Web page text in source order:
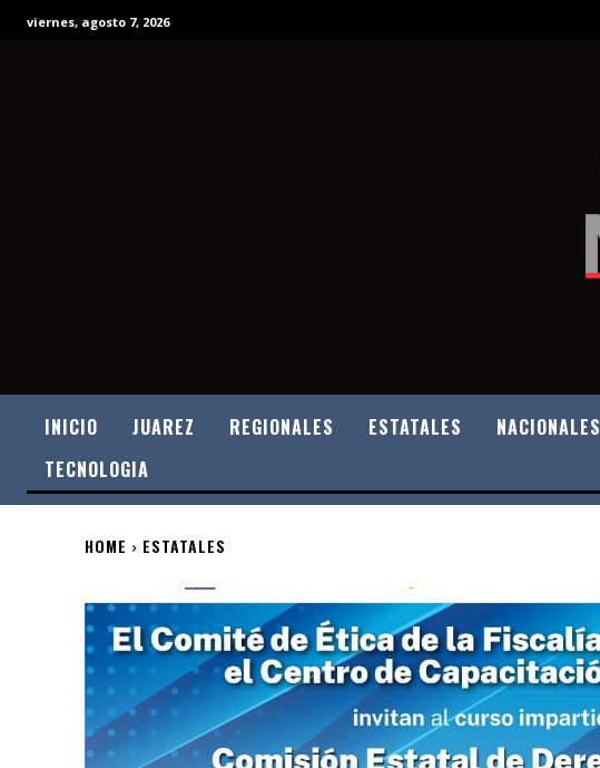
viernes, agosto 7, 2026
INICIO JUAREZ REGIONALES ESTATALES NACIONALES
TECNOLOGIA
HOME ESTATALES